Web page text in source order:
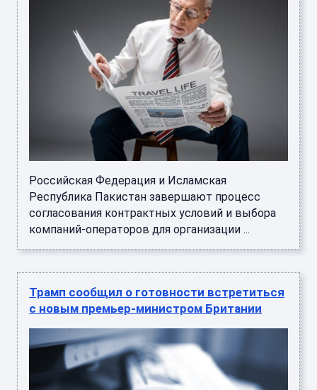
Российская Федерация и Исламская
Республика Пакистан завершают процесс
согласования контрактных условий и выбора
компаний-операторов для организации ...
Трамп сообщил о готовности встретиться
с новым премьер-министром Британии